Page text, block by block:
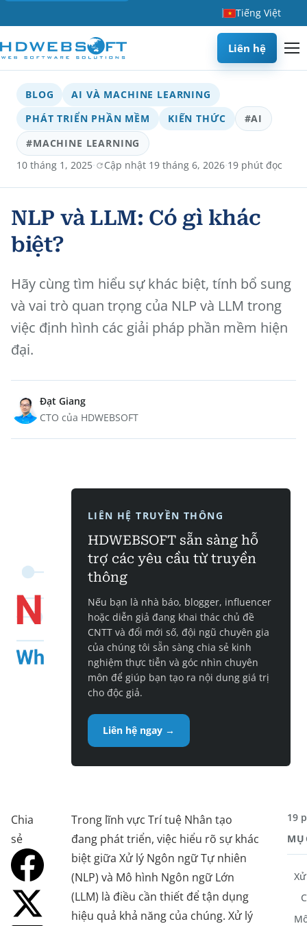
Tiếng Việt
Liên hệ
BLOG
AI VÀ MACHINE LEARNING
PHÁT TRIỂN PHẦN MỀM
KIẾN THỨC
#AI
#MACHINE LEARNING
10 tháng 1, 2025· Cập nhật 19 tháng 6, 2026·19 phút đọc
NLP và LLM: Có gì khác
biệt?
Hãy cùng tìm hiểu sự khác biệt, tính bổ sung
và vai trò quan trọng của NLP và LLM trong
việc định hình các giải pháp phần mềm hiện
đại.
Đạt Giang
CTO của HDWEBSOFT
LIÊN HỆ TRUYỀN THÔNG
HDWEBSOFT sẵn sàng hỗ
trợ các yêu cầu từ truyền
thông
Nếu bạn là nhà báo, blogger, influencer
hoặc diễn giả đang khai thác chủ đề
CNTT và đổi mới số, đội ngũ chuyên gia
của chúng tôi sẵn sàng chia sẻ kinh
nghiệm thực tiễn và góc nhìn chuyên
môn để giúp bạn tạo ra nội dung giá trị
cho độc giả.
Liên hệ ngay →
Chia
sẻ
Trong lĩnh vực Trí tuệ Nhân tạo
đang phát triển, việc hiểu rõ sự khác
biệt giữa Xử lý Ngôn ngữ Tự nhiên
(NLP) và Mô hình Ngôn ngữ Lớn
(LLM) là điều cần thiết để tận dụng
hiệu quả khả năng của chúng. Xử lý
19